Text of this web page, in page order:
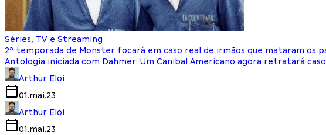
Séries, TV e Streaming
2ª temporada de Monster focará em caso real de irmãos que mataram os
Antologia iniciada com Dahmer: Um Canibal Americano agora retratará
Arthur Eloi
01.mai.23
Arthur Eloi
01.mai.23